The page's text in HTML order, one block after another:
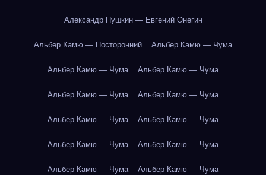
Александр Пушкин — Евгений Онегин
Альбер Камю — Посторонний Альбер Камю — Чума
Альбер Камю — Чума Альбер Камю — Чума
Альбер Камю — Чума Альбер Камю — Чума
Альбер Камю — Чума Альбер Камю — Чума
Альбер Камю — Чума Альбер Камю — Чума
Альбер Камю — Чума Альбер Камю — Чума